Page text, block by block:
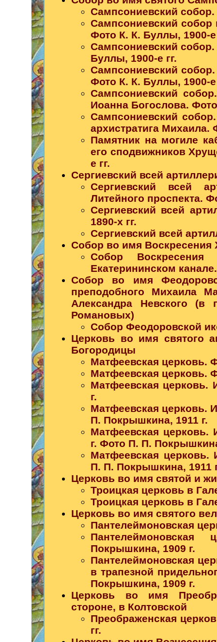
Сампсониевский
Сампсониевский собор
Фото К. К. Буллы, 1900-е
Сампсониевский
Буллы, 1900-е гг.
Сампсониевский
Фото К. К. Буллы, 1900-е
Сампсониевский
Иоанна Богослова.
Сампсониевский
архистратига Михаила.
Памятник на могиле
его сподвижников
е гг.
Сергиевский всей
Сергиевский всей
Литейного проспекта.
Сергиевский всей
1890-х гг.
Сергиевский всей
Собор во имя Воскресения
Собор
Екатерининском
Собор во имя
преподобного Михаила
Александра Невского (в
Романовых)
Собор Феодоровской
Церковь во имя святого
Богородицы
Матфеевская церковь.
Матфеевская церковь.
Матфеевская
г.
Матфеевская церковь.
П. Покрышкина, 1911 г.
Матфеевская церковь.
г. Фото П. П.
Матфеевская церковь.
П. П. Покрышкина, 1911
Церковь во имя святой и
Троицкая церковь в
Троицкая церковь в
Церковь во имя святого
Пантелеймоновская
Покрышкина, 1909 г.
Пантелеймоновская
в трапезной
Покрышкина, 1909 г.
Церковь во имя
стороне, в Колтовской
Преображенская
гг.